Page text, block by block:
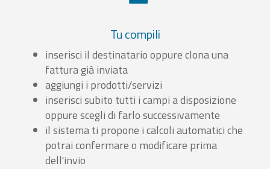
Tu compili
inserisci il destinatario oppure clona una
fattura già inviata
aggiungi i prodotti/servizi
inserisci subito tutti i campi a disposizione
oppure scegli di farlo successivamente
il sistema ti propone i calcoli automatici che
potrai confermare o modificare prima
dell'invio